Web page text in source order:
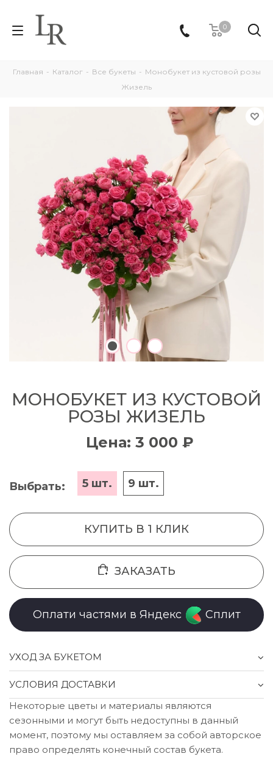
0
Главная - Каталог - Все букеты - Монобукет из кустовой розы
Жизель
МОНОБУКЕТ ИЗ КУСТОВОЙ
РОЗЫ ЖИЗЕЛЬ
Цена: 3 000 ₽
Выбрать: 5 шт. 9 шт.
КУПИТЬ В 1 КЛИК
ЗАКАЗАТЬ
Оплати частями в Яндекс Сплит
УХОД ЗА БУКЕТОМ
УСЛОВИЯ ДОСТАВКИ
Некоторые цветы и материалы являются
сезонными и могут быть недоступны в данный
момент, поэтому мы оставляем за собой авторское
право определять конечный состав букета.